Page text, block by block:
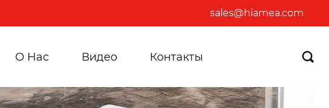
sales@hiamea.com
О Hас Видео Контакты 